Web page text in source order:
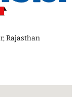
Rajasthan